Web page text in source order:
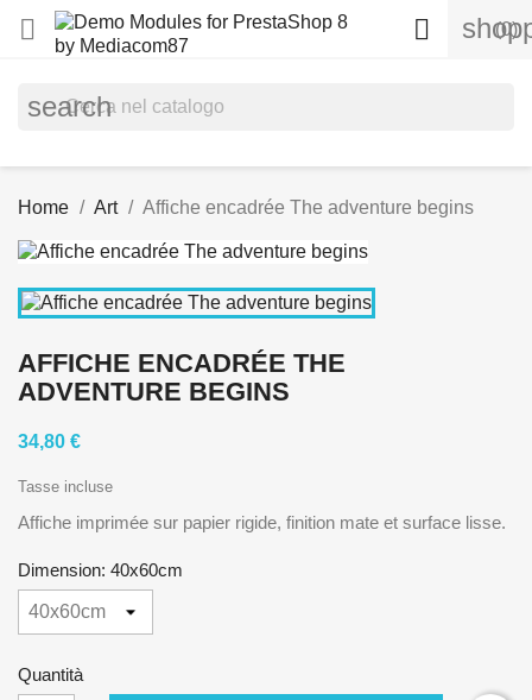
 (0)

search
Home Art Affiche encadrée The adventure begins
AFFICHE ENCADRÉE THE
ADVENTURE BEGINS
34,80 €
Tasse incluse
Affiche imprimée sur papier rigide, finition mate et surface lisse.
Dimension: 40x60cm
Quantità